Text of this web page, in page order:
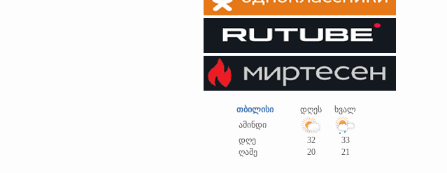
თბილისი დღეს
ხვალ
ამინდი
დღე
32
33
ღამე
20 21